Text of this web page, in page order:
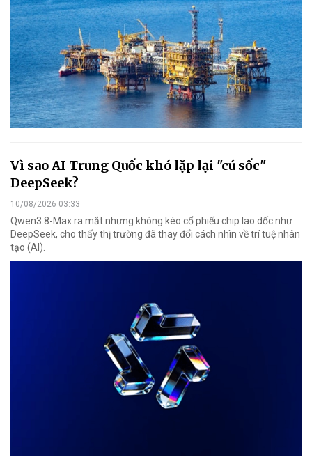
Vì sao AI Trung Quốc khó lặp lại "cú sốc"
DeepSeek?
10/08/2026 03:33
Qwen3.8-Max ra mắt nhưng không kéo cổ phiếu chip lao dốc như
DeepSeek, cho thấy thị trường đã thay đổi cách nhìn về trí tuệ nhân
tạo (AI).